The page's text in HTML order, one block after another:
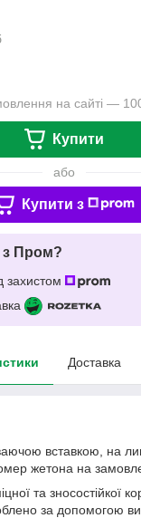
на сайті —
Купити
або
Купити з
з Пром?
захистом
Доставка
вставкою, на
жетона на
та зносостійкої
за допомогою